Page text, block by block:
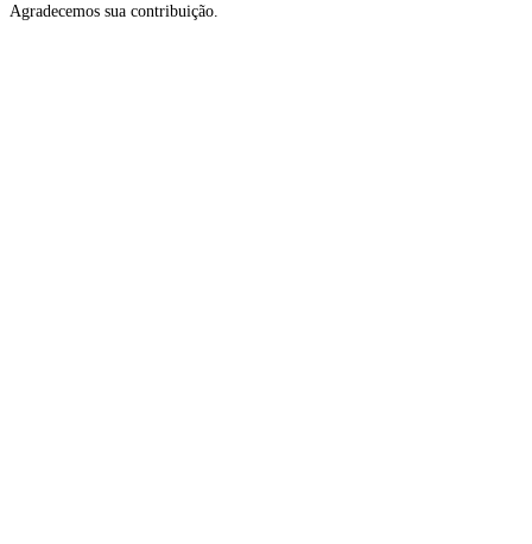
Agradecemos sua contribuição.